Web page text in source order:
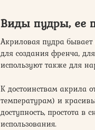
Виды пудры, ее
Акриловая пудра бывает
для создания френча,
используют также для
К достоинствам акрила
температурам) и
доступность, простота в
использования.